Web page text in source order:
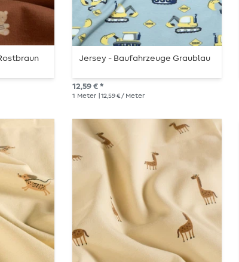
Jersey - Baufahrzeuge Graublau
12,59 € *
1 Meter | 12,59 € / Meter